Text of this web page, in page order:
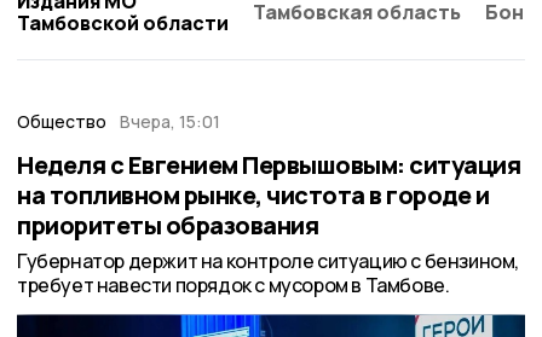
Тамбовской области
Тамбовская область
Общество Вчера, 15:01
Неделя с Евгением Первышовым: ситуация
на топливном рынке, чистота в городе и
приоритеты образования
Губернатор держит на контроле ситуацию с бензином,
требует навести порядок с мусором в Тамбове.